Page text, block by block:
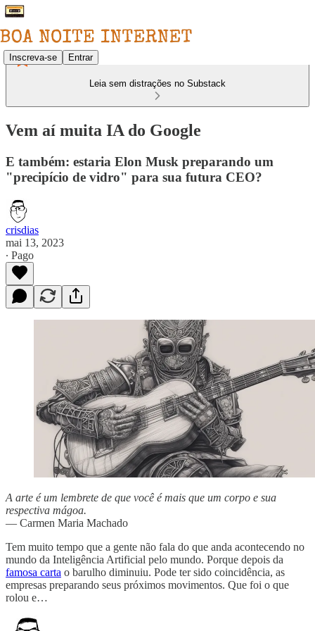
Inscreva-se Entrar
Leia sem distrações no Substack
Vem aí muita IA do Google
E também: estaria Elon Musk preparando um
"precipício de vidro" para sua futura CEO?
crisdias
mai 13, 2023
∙ Pago
A arte é um lembrete de que você é mais que um corpo e sua
respectiva mágoa.
— Carmen Maria Machado
Tem muito tempo que a gente não fala do que anda acontecendo no
mundo da Inteligência Artificial pelo mundo. Porque depois da
famosa carta o barulho diminuiu. Pode ter sido coincidência, as
empresas preparando seus próximos movimentos. Que foi o que
rolou e…